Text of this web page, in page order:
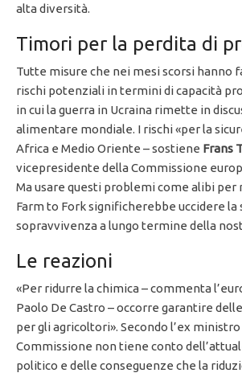
alta diversità.
Timori per la perdita di
Tutte misure che nei mesi scorsi hanno
rischi potenziali in termini di capacità
in cui la guerra in Ucraina rimette in
alimentare mondiale. I rischi «per la
Africa e Medio Oriente – sostiene Frans
vicepresidente della Commissione
Ma usare questi problemi come alibi per
Farm to Fork significherebbe uccidere la
sopravvivenza a lungo termine della
Le reazioni
«Per ridurre la chimica – commenta
Paolo De Castro – occorre garantire
per gli agricoltori». Secondo l’ex
Commissione non tiene conto
politico e delle conseguenze che la